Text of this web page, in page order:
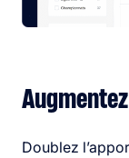
Doublez